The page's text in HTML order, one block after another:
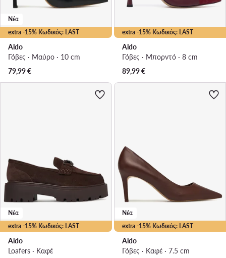
extra -15% Κωδικός: LAST
Νέα
Aldo
Γόβες · Μαύρο · 10 cm
79,99€
extra -15% Κωδικός: LAST
Aldo
Γόβες · Μπορντό · 8 cm
89,99€
extra -15% Κωδικός: LAST
Νέα
Aldo
Loafers · Καφέ
extra -15% Κωδικός: LAST
Νέα
Aldo
Γόβες · Καφέ · 7.5 cm